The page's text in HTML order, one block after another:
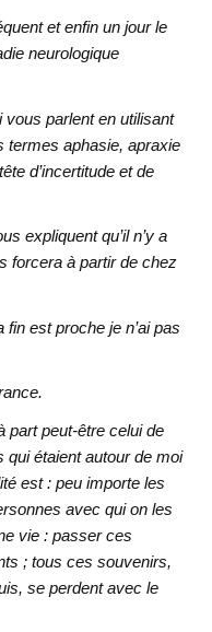
et enfin un jour le
neurologique
parlent en utilisant
termes aphasie, apraxie
d’incertitude et de
expliquent qu’il n’y a
forcera à partir de chez
est proche je n’ai pas
part peut-être celui de
qui étaient autour de moi
est : peu importe les
avec qui on les
vie : passer ces
; tous ces souvenirs,
se perdent avec le